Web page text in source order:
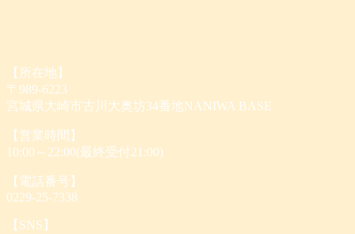
【所在地】
〒989-6223
宮城県大崎市古川大奥坊34番地NANIWA BASE
【営業時間】
10:00～22:00(最終受付21:00)
【電話番号】
0229-25-7338
【SNS】